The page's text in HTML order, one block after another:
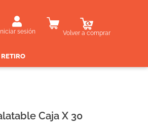
sesión Volver a comprar
Caja X 30